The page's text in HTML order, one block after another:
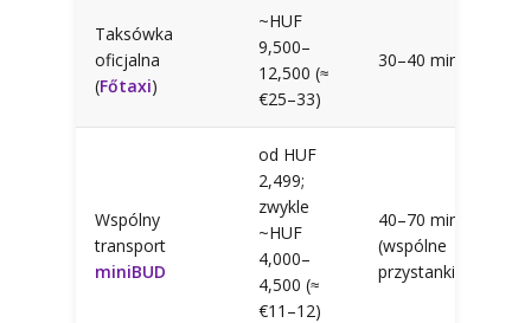
Taksówka
oficjalna
(Főtaxi)
~HUF
9,500–
12,500 (≈
€25–33)
30–40 min
Wspólny
transport
miniBUD
od HUF
2,499;
zwykle
~HUF
4,000–
4,500 (≈
€11–12)
40–70 min
(wspólne
przystanki)